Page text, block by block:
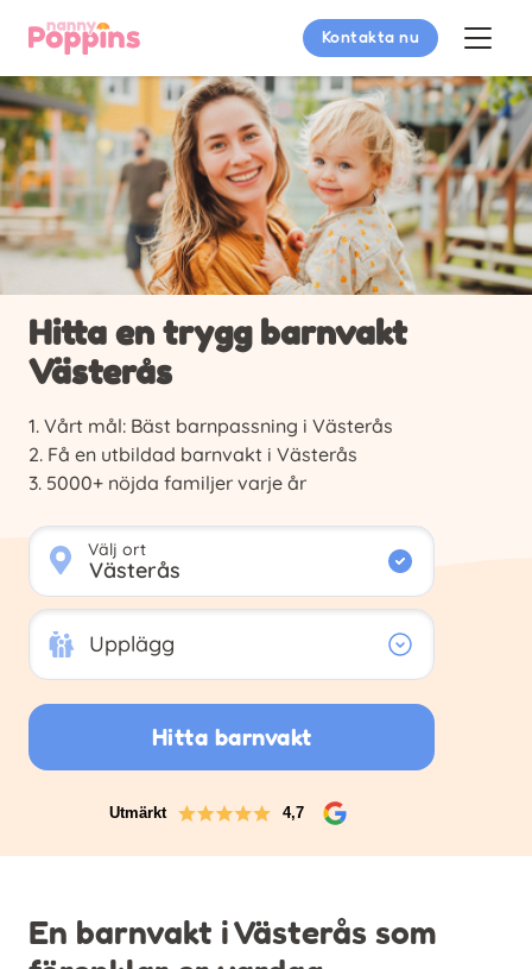
Kontakta nu
Hitta en trygg barnvakt
Västerås
Vårt mål: Bäst barnpassning i Västerås
Få en utbildad barnvakt i Västerås
5000+ nöjda familjer varje år
Välj ort
Upplägg
Upplägg
Hitta barnvakt
Utmärkt 4,7
En barnvakt i Västerås som